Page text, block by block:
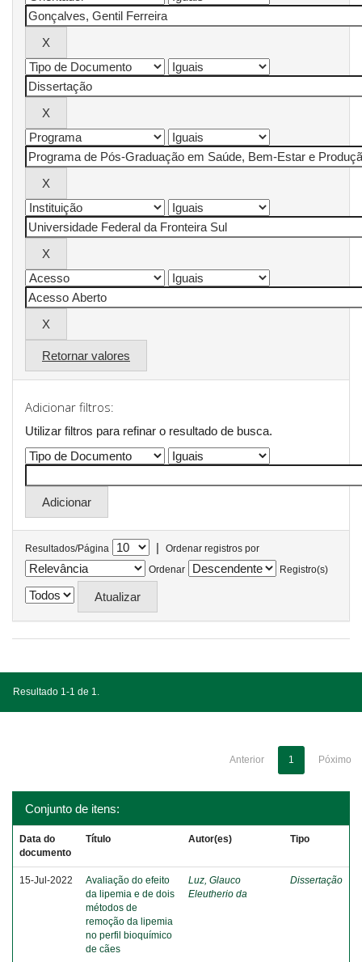
Retornar valores
Adicionar filtros:
Utilizar filtros para refinar o resultado de busca.
Resultados/Página |
Ordenar registros por
Ordenar
Registro(s)
Resultado 1-1 de 1.
Anterior 1 Póximo
Conjunto de itens:
Data do
documento
Título Autor(es) Tipo
15-Jul-2022
Avaliação do efeito
da lipemia e de dois
métodos de
remoção da lipemia
no perfil bioquímico
de cães
Luz, Glauco
Eleutherio da
Dissertação